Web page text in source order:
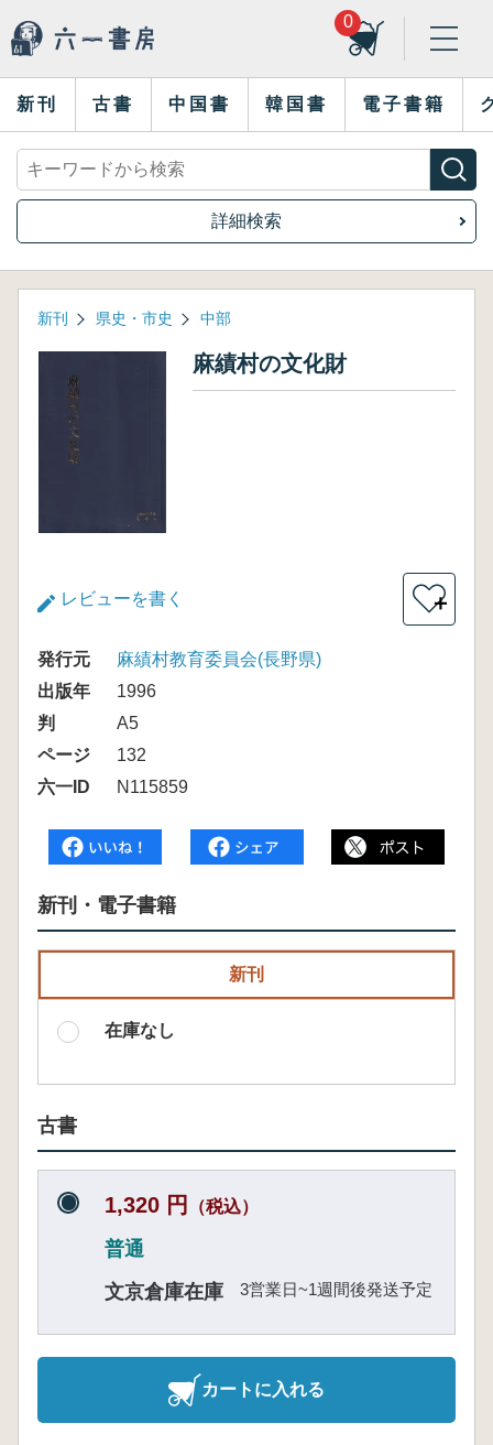
0
新刊 古書 中国書 韓国書 電子書籍
詳細検索
新刊 県史・市史 中部
麻績村の文化財
レビューを書く ＋
発行元
麻績村教育委員会(長野県)
出版年
1996
判
A5
ページ
132
六一ID
N115859
新刊・電子書籍
新刊
在庫なし
古書
1,320 円 （税込）
普通
文京倉庫在庫
3営業日~1週間後発送予定
カートに入れる